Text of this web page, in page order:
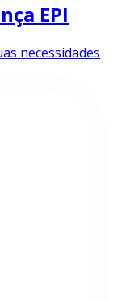
EPI
necessidades